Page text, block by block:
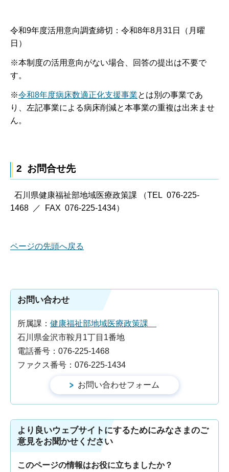
令和9年度活用意向調査締切：令和8年8月31日（月曜
日）
※本制度の活用意向がない場合、回答の提出は不要で
す。
※令和8年度病床数適正化支援事業とは別の事業であ
り、左記事業による病床削減と本事業の重複は出来ませ
ん。
2 お問合せ先
石川県健康福祉部地域医療政策課 （TEL 076-225-
1468 ／ FAX 076-225-1434）
ページの先頭へ戻る
お問い合わせ
所属課： 健康福祉部地域医療政策課
石川県金沢市鞍月1丁目1番地
電話番号：076-225-1468
ファクス番号：076-225-1434
より良いウェブサイトにするためにみなさまのご
意見をお聞かせください
このページの情報はお役に立ちましたか？